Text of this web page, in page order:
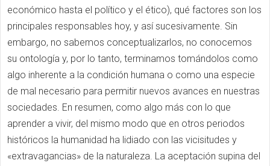
económico hasta el político y el ético), qué factores son los
principales responsables hoy, y así sucesivamente. Sin
embargo, no sabemos conceptualizarlos, no conocemos
su ontología y, por lo tanto, terminamos tomándolos como
algo inherente a la condición humana o como una especie
de mal necesario para permitir nuevos avances en nuestras
sociedades. En resumen, como algo más con lo que
aprender a vivir, del mismo modo que en otros periodos
históricos la humanidad ha lidiado con las vicisitudes y
«extravagancias» de la naturaleza. La aceptación supina del